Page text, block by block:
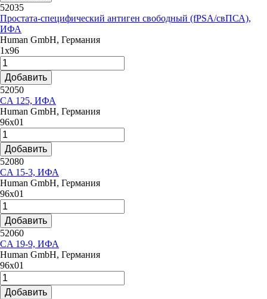
52035
Простата-специфический антиген свободный (fPSA/свПСА),
ИФА
Human GmbH, Германия
1х96
Добавить
52050
CA 125, ИФА
Human GmbH, Германия
96x01
Добавить
52080
CA 15-3, ИФА
Human GmbH, Германия
96x01
Добавить
52060
CA 19-9, ИФА
Human GmbH, Германия
96x01
Добавить